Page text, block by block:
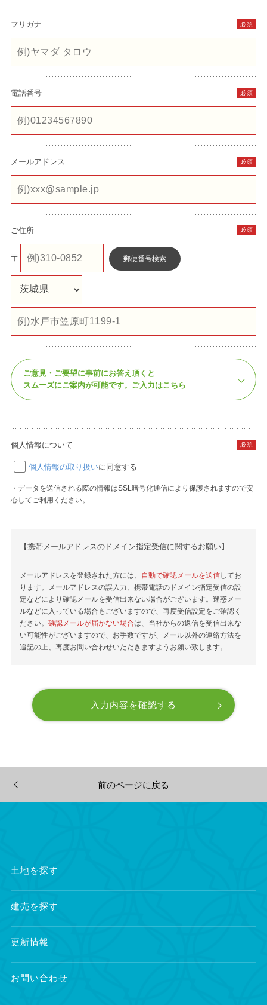
フリガナ 必須
電話番号 必須
メールアドレス 必須
ご住所 必須
〒 郵便番号検索
ご意見・ご要望に事前にお答え頂くと
スムーズにご案内が可能です。 ご入力はこちら
個人情報について 必須
個人情報の取り扱いに同意する
・データを送信される際の情報はSSL暗号化通信により保護されますので安
心してご利用ください。
【携帯メールアドレスのドメイン指定受信に関するお願い】
メールアドレスを登録された方には、 自動で確認メールを送信してお
ります。メールアドレスの誤入力、携帯電話のドメイン指定受信の設
定などにより確認メールを受信出来ない場合がございます。迷惑メー
ルなどに入っている場合もございますので、再度受信設定をご確認く
ださい。 確認メールが届かない場合は、当社からの返信を受信出来な
い可能性がございますので、お手数ですが、メール以外の連絡方法を
追記の上、再度お問い合わせいただきますようお願い致します。
前のページに戻る
土地を探す
建売を探す
更新情報
お問い合わせ